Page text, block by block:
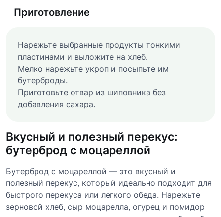
Приготовление
Нарежьте выбранные продукты тонкими
пластинами и выложите на хлеб.
Мелко нарежьте укроп и посыпьте им
бутерброды.
Приготовьте отвар из шиповника без
добавления сахара.
Вкусный и полезный перекус:
бутерброд с моцареллой
Бутерброд с моцареллой — это вкусный и
полезный перекус, который идеально подходит для
быстрого перекуса или легкого обеда. Нарежьте
зерновой хлеб, сыр моцарелла, огурец и помидор